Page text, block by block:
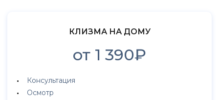
КЛИЗМА НА ДОМУ
от 1 390₽
Консультация
Осмотр